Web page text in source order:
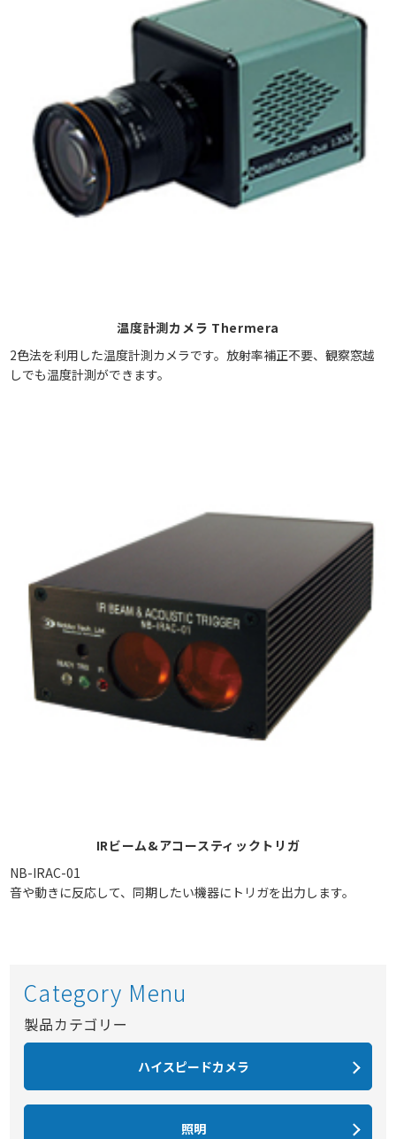
温度計測カメラ Thermera
2色法を利用した温度計測カメラです。放射率補正不要、観察窓越
しでも温度計測ができます。
IRビーム&アコースティックトリガ
NB-IRAC-01
音や動きに反応して、同期したい機器にトリガを出力します。
Category Menu
製品カテゴリー
ハイスピードカメラ
照明